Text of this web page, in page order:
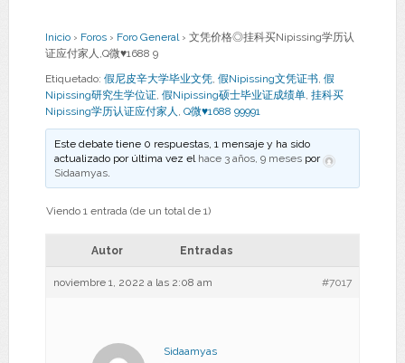
Inicio › Foros › Foro General › 文凭价格◎挂科买Nipissing学历认
证应付家人,Q微♥1688 9
Etiquetado: 假尼皮辛大学毕业文凭, 假Nipissing文凭证书, 假
Nipissing研究生学位证, 假Nipissing硕士毕业证成绩单, 挂科买
Nipissing学历认证应付家人 , Q微♥1688 99991
Este debate tiene 0 respuestas, 1 mensaje y ha sido
actualizado por última vez el hace 3 años, 9 meses por
Sidaamyas.
Viendo 1 entrada (de un total de 1)
Autor Entradas
noviembre 1, 2022 a las 2:08 am #7017
Sidaamyas